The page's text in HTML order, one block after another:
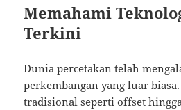
Memahami
Terkini
Dunia percetakan telah
perkembangan yang luar
tradisional seperti offset